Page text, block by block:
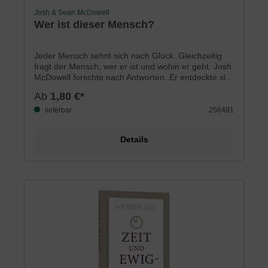
Josh & Sean McDowell
Wer ist dieser Mensch?
Jeder Mensch sehnt sich nach Glück. Gleichzeitig
fragt der Mensch, wer er ist und wohin er geht. Josh
McDowell forschte nach Antworten. Er entdeckte sie,
Heute ist er überzeugt: Jesus spielt die zentrale
Rolle der Menschheitsgeschichte. Er ist einmalig. Er
Ab 1,80 €*
lieferbar 256491
Details